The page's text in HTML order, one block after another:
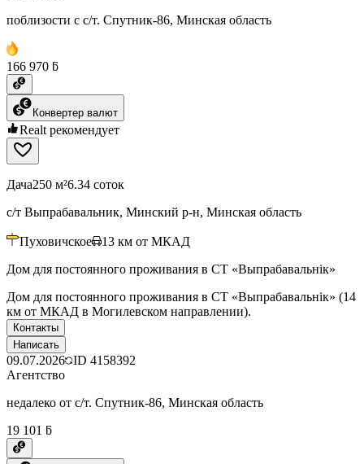
поблизости с с/т. Спутник-86, Минская область
166 970 ƃ
Конвертер валют
Realt рекомендует
Дача250 м²6.34 соток
с/т Выпрабавальник, Минский р-н, Минская область
Пуховичское 13 км от МКАД
Дом для постоянного проживания в СТ «Выпрабавальнiк»
Дом для постоянного проживания в СТ «Выпрабавальнiк» (14
км от МКАД в Могилевском направлении).
Контакты
Написать
09.07.2026 ID 4158392
Агентство
недалеко от с/т. Спутник-86, Минская область
19 101 ƃ